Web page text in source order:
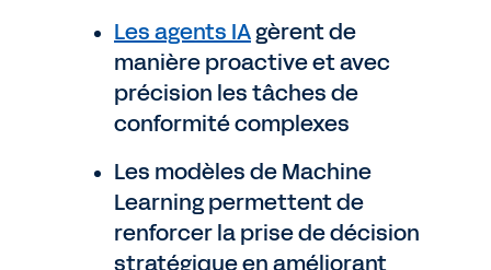
Les agents IAgèrent de
manière proactive et avec
précision les tâches de
conformité complexes
Les modèles de Machine
Learning permettent de
renforcer la prise de décision
stratégique en améliorant